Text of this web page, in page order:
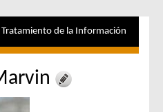
de la Información